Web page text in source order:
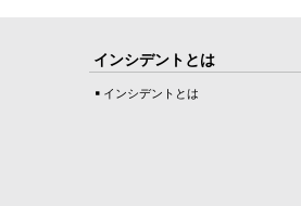
インシデントとは
インシデントとは